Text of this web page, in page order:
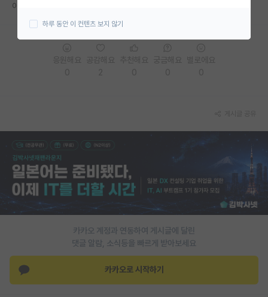
연구실(PI) 홍보 게시판
임용 후기 게시판
PI 전용 게시판
인문사회 계열 게시판
특수/전문대학원 게시판
반도체/AI 게시판
이런경우 나중에 어떻게 말씀드려야하나요..
카카오 계정과 연동하여 게시글에 달린
댓글 알람, 소식등을 빠르게 받아보세요
카카오로 시작하기
하루 동안 이 컨텐츠 보지 않기